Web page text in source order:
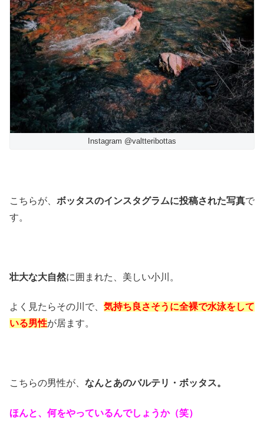
Instagram @valtteribottas
こちらが、 ボッタスのインスタグラムに投稿された写真で
す。
壮大な大自然に囲まれた、美しい小川。
よく見たらその川で、 気持ち良さそうに全裸で水泳をして
いる男性が居ます。
こちらの男性が、 なんとあのバルテリ・ボッタス。
ほんと、何をやっているんでしょうか（笑）